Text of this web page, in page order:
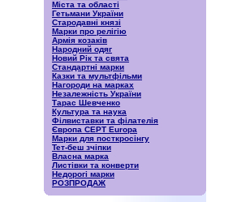
Міста та області
Гетьмани України
Стародавні князі
Марки про релігію
Армія козаків
Народний одяг
Новий Рік та свята
Стандартні марки
Казки та мультфільми
Нагороди на марках
Незалежність України
Тарас Шевченко
Культура та наука
Філвиставки та філателія
Європа CEPT Europa
Марки для посткросінгу
Тет-беш зчіпки
Власна марка
Листівки та конверти
Недорогі марки
РОЗПРОДАЖ